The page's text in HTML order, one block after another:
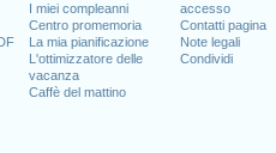
I miei compleanni
Centro promemoria
La mia pianificazione
L'ottimizzatore delle
vacanza
Caffè del mattino
accesso
Contatti pagina
Note legali
Condividi